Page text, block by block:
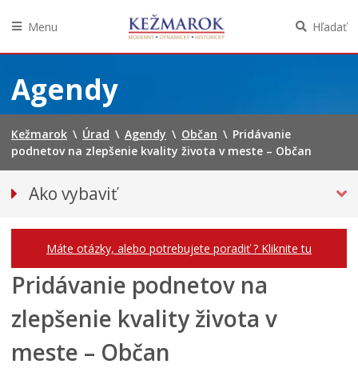
obsah
Menu Hľadať
Agendy
Kežmarok \ Úrad \ Agendy \ Občan \ Pridávanie
podnetov na zlepšenie kvality života v meste – Občan
Ako vybaviť
Máte otázky, alebo potrebujete poradiť ? Kliknite tu
Pridávanie podnetov na
zlepšenie kvality života v
meste – Občan